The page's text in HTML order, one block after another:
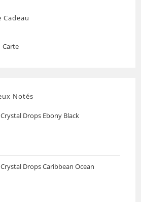
Cadeau
Carte
Notés
Drops Ebony Black
Drops Caribbean Ocean